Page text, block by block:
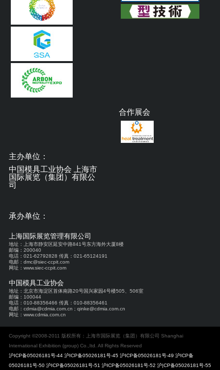
合作展会
主办单位：
中国模具工业协会 上海市
国际展览（集团）有限公
司
承办单位：
上海国际展览管理有限公司
地址：上海市静安区延安中路841号东方海外大厦8楼
邮编：200040
电话：021-62792828 传真：021-65124191
电邮：dmc@siec-ccpit.com
网址：www.siec-ccpit.com
中国模具工业协会
地址：北京市海淀区首体南路20号国兴家园4号楼505、506室
邮编：100044
电话：010-88356466 传真：010-88356461
电邮：cdmia@cdmia.com.cn ; qinke@cdmia.com.cn
网址：www.cdmia.com.cn
Copyright ©2008-2011 版权所有：上海市国际展览（集团）有限公司 Shanghai
International Exhibition (group) Co.,Itd. All Rights Reserved
沪ICP备05026181号-44 沪ICP备05026181号-45 沪ICP备05026181号-49 沪ICP备
05026181号-50 沪ICP备05026181号-51 沪ICP备05026181号-52 沪|CP备05026181号-55